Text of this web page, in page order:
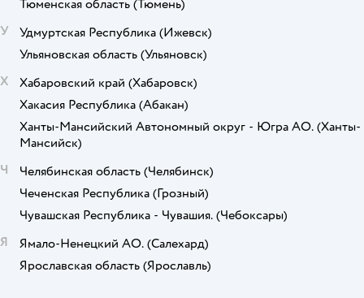
Тюменская область (Тюмень)
У
Удмуртская Республика (Ижевск)
Ульяновская область (Ульяновск)
Х
Хабаровский край (Хабаровск)
Хакасия Республика (Абакан)
Ханты-Мансийский Автономный округ - Югра АО. (Ханты-
Мансийск)
Ч
Челябинская область (Челябинск)
Чеченская Республика (Грозный)
Чувашская Республика - Чувашия. (Чебоксары)
Я
Ямало-Ненецкий АО. (Салехард)
Ярославская область (Ярославль)